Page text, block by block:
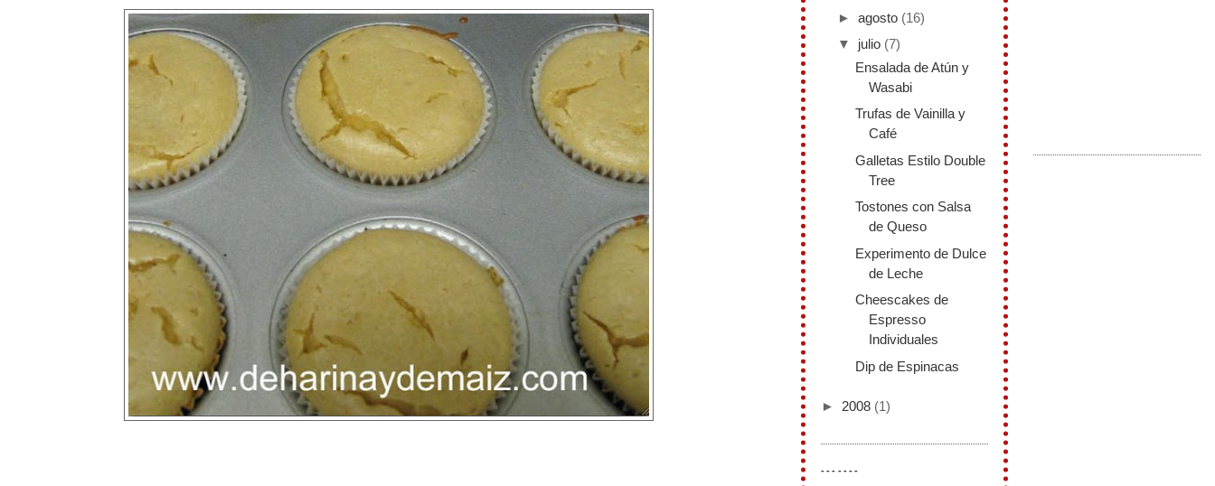
►agosto (16)
▼ julio (7)
Ensalada de Atún y
Wasabi
Trufas de Vainilla y
Café
Galletas Estilo Double
Tree
Tostones con Salsa
de Queso
Experimento de Dulce
de Leche
Cheescakes de
Espresso
Individuales
Dip de Espinacas
► 2008 (1)
-------